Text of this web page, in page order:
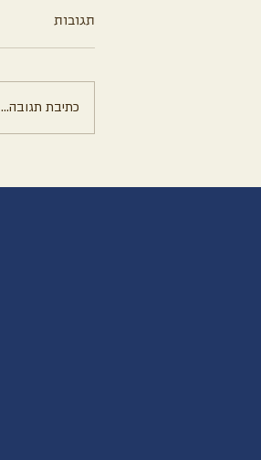
תגובות
כתיבת תגובה...